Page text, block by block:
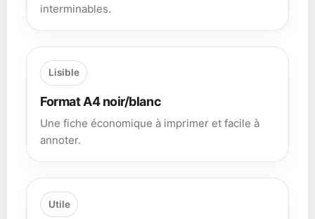
interminables.
Lisible
Format A4 noir/blanc
Une fiche économique à imprimer et facile à
annoter.
Utile